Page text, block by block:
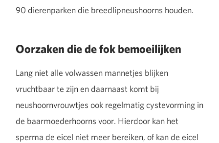
90 dierenparken die breedlipneushoorns houden.
Oorzaken die de fok bemoeilijken
Lang niet alle volwassen mannetjes blijken
vruchtbaar te zijn en daarnaast komt bij
neushoornvrouwtjes ook regelmatig cystevorming in
de baarmoederhoorns voor. Hierdoor kan het
sperma de eicel niet meer bereiken, of kan de eicel